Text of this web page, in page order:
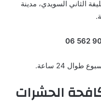
الثاني السويدي، مدينة
طوال 24 ساعة.
الحشرات